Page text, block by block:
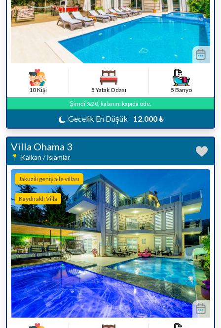
10 Kişi 5 Yatak Odası
5 Banyo
Şimdi %20, kalanını kapıda öde.
Gecelik En Düşük 12.000 ₺
Villa Ohama 3
Kalkan / İslamlar
Jakuzili geniş aile villası
Kaydıraklı Villa